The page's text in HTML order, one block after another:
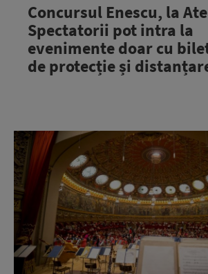
Concursul Enescu, la
Spectatorii pot intra la
evenimente doar cu
de protecție și